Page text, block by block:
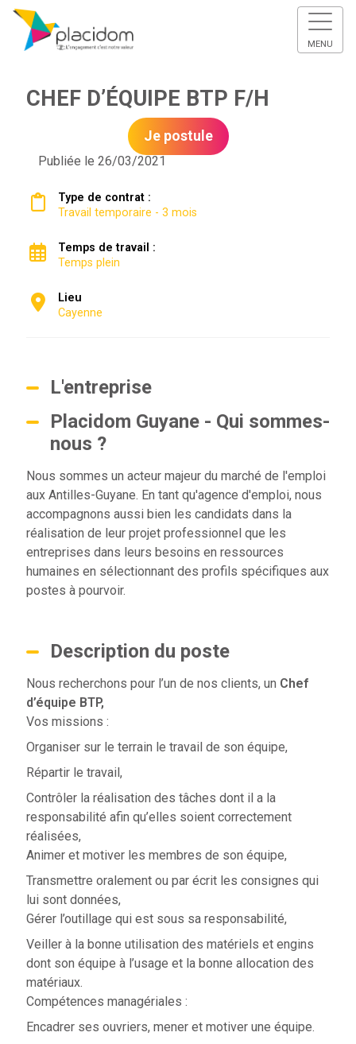
MENU
CHEF D’ÉQUIPE BTP F/H
Je postule
Publiée le 26/03/2021
Type de contrat :
Travail temporaire - 3 mois
Temps de travail :
Temps plein
Lieu
Cayenne
L'entreprise
Placidom Guyane - Qui sommes-
nous ?
Nous sommes un acteur majeur du marché de l'emploi
aux Antilles-Guyane. En tant qu'agence d'emploi, nous
accompagnons aussi bien les candidats dans la
réalisation de leur projet professionnel que les
entreprises dans leurs besoins en ressources
humaines en sélectionnant des profils spécifiques aux
postes à pourvoir.
Description du poste
Nous recherchons pour l’un de nos clients, un Chef
d’équipe BTP,
Vos missions :
Organiser sur le terrain le travail de son équipe,
Répartir le travail,
Contrôler la réalisation des tâches dont il a la
responsabilité afin qu’elles soient correctement
réalisées,
Animer et motiver les membres de son équipe,
Transmettre oralement ou par écrit les consignes qui
lui sont données,
Gérer l’outillage qui est sous sa responsabilité,
Veiller à la bonne utilisation des matériels et engins
dont son équipe à l’usage et la bonne allocation des
matériaux.
Compétences managériales :
Encadrer ses ouvriers, mener et motiver une équipe.